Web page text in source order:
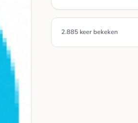
2.885 keer bekeken